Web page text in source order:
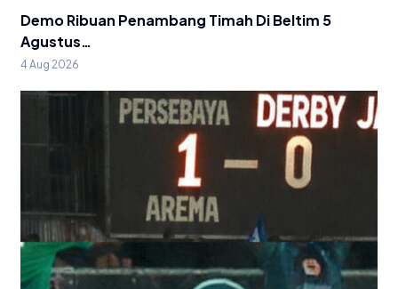
Demo Ribuan Penambang Timah Di Beltim 5
Agustus…
4 Aug 2026